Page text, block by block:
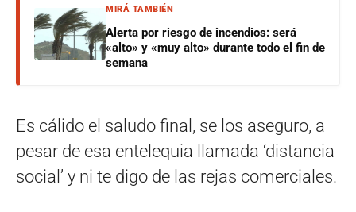
MIRÁ TAMBIÉN
Alerta por riesgo de incendios: será
«alto» y «muy alto» durante todo el fin de
semana
Es cálido el saludo final, se los aseguro, a
pesar de esa entelequia llamada ‘distancia
social’ y ni te digo de las rejas comerciales.